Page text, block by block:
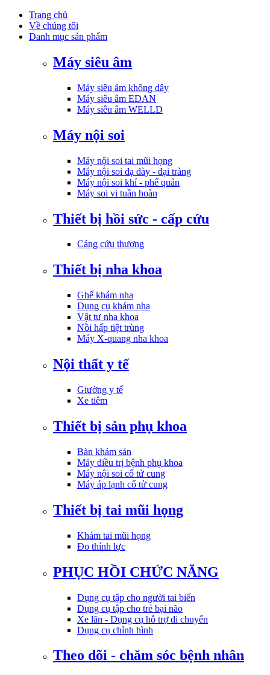
Trang chủ
Về chúng tôi
Danh mục sản phẩm
Máy siêu âm
Máy siêu âm không dây
Máy siêu âm EDAN
Máy siêu âm WELLD
Máy nội soi
Máy nội soi tai mũi họng
Máy nội soi dạ dày - đại tràng
Máy nội soi khí - phế quản
Máy soi vi tuần hoàn
Thiết bị hồi sức - cấp cứu
Cáng cứu thương
Thiết bị nha khoa
Ghế khám nha
Dụng cụ khám nha
Vật tư nha khoa
Nồi hấp tiệt trùng
Máy X-quang nha khoa
Nội thất y tế
Giường y tế
Xe tiêm
Thiết bị sản phụ khoa
Bàn khám sản
Máy điều trị bệnh phụ khoa
Máy nội soi cổ tử cung
Máy áp lạnh cổ tử cung
Thiết bị tai mũi họng
Khám tai mũi họng
Đo thính lực
PHỤC HỒI CHỨC NĂNG
Dụng cụ tập cho người tai biến
Dụng cụ tập cho trẻ bại não
Xe lăn - Dụng cụ hỗ trợ di chuyển
Dụng cụ chỉnh hình
Theo dõi - chăm sóc bệnh nhân